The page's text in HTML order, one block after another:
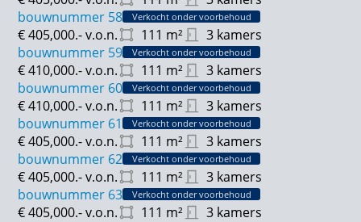
bouwnummer 58
Verkocht onder voorbehoud
111 m² 3 kamers
€ 405,000.-v.o.n.
bouwnummer 59
Verkocht onder voorbehoud
111 m² 3 kamers
€ 410,000.-v.o.n.
bouwnummer 60
Verkocht onder voorbehoud
111 m² 3 kamers
€ 410,000.-v.o.n.
bouwnummer 61
Verkocht onder voorbehoud
111 m² 3 kamers
€ 405,000.-v.o.n.
bouwnummer 62
Verkocht onder voorbehoud
111 m² 3 kamers
€ 405,000.-v.o.n.
bouwnummer 63
Verkocht onder voorbehoud
111 m² 3 kamers
€ 405,000.-v.o.n.